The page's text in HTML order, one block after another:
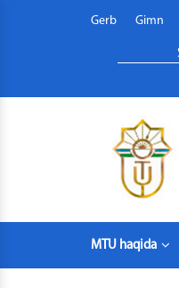
Gerb Gimn
MTU haqida